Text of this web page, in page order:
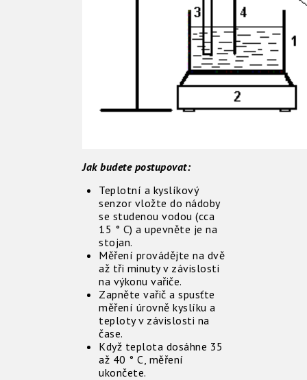
Jak budete postupovat:
Teplotní a kyslíkový
senzor vložte do nádoby
se studenou vodou (cca
15 ° C) a upevněte je na
stojan.
Měření provádějte na dvě
až tři minuty v závislosti
na výkonu vařiče.
Zapněte vařič a spusťte
měření úrovně kyslíku a
teploty v závislosti na
čase.
Když teplota dosáhne 35
až 40 ° C, měření
ukončete.